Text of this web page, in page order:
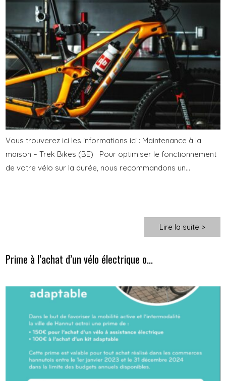
Vous trouverez ici les informations ici : Maintenance à la
maison – Trek Bikes (BE) Pour optimiser le fonctionnement
de votre vélo sur la durée, nous recommandons un...
Lire la suite >
Prime à l’achat d’un vélo électrique o...